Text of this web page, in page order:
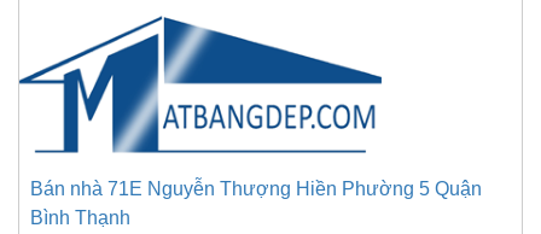
Bán nhà 71E Nguyễn Thượng Hiền Phường 5 Quận
Bình Thạnh